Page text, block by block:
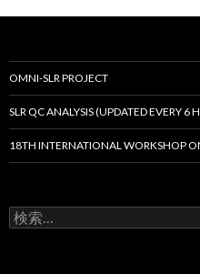
ー
ョ
ン
OMNI-SLR PROJECT
SLR QC ANALYSIS (UPDATED EVERY 6
18TH INTERNATIONAL WORKSHOP
検
索: